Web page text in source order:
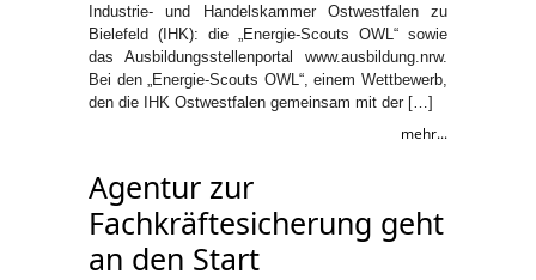
Industrie- und Handelskammer Ostwestfalen zu
Bielefeld (IHK): die „Energie-Scouts OWL“ sowie
das Ausbildungsstellenportal www.ausbildung.nrw.
Bei den „Energie-Scouts OWL“, einem Wettbewerb,
den die IHK Ostwestfalen gemeinsam mit der […]
mehr...
Agentur zur
Fachkräftesicherung geht
an den Start